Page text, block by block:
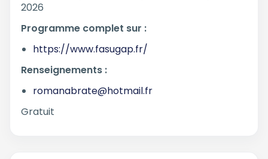
2026
Programme complet sur :
https://www.fasugap.fr/
Renseignements :
romanabrate@hotmail.fr
Gratuit